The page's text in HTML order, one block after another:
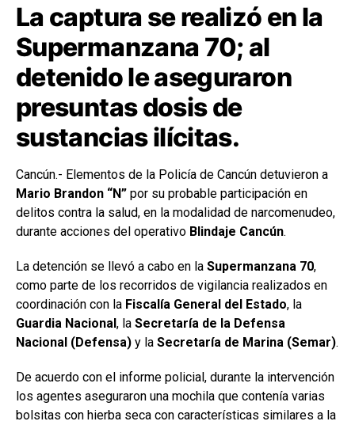
La captura se realizó en la
Supermanzana 70; al
detenido le aseguraron
presuntas dosis de
sustancias ilícitas.
Cancún.- Elementos de la Policía de Cancún detuvieron a
Mario Brandon “N” por su probable participación en
delitos contra la salud, en la modalidad de narcomenudeo,
durante acciones del operativo Blindaje Cancún.
La detención se llevó a cabo en la Supermanzana 70,
como parte de los recorridos de vigilancia realizados en
coordinación con la Fiscalía General del Estado, la
Guardia Nacional, la Secretaría de la Defensa
Nacional (Defensa) y la Secretaría de Marina (Semar).
De acuerdo con el informe policial, durante la intervención
los agentes aseguraron una mochila que contenía varias
bolsitas con hierba seca con características similares a la